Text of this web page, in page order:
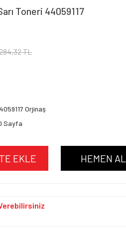
Toneri 44059117
TL
Orjinaş
Sayfa
EKLE HEMEN AL